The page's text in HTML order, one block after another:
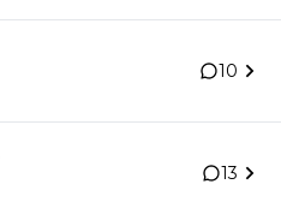
10
13